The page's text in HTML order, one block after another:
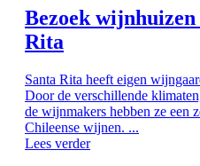
Bezoek wijnhuizen
Rita
Santa Rita heeft eigen
Door de verschillende
de wijnmakers hebben ze een
Chileense wijnen. ...
Lees verder